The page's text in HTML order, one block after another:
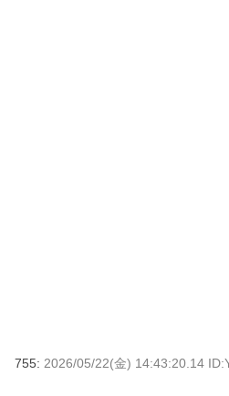
755: 2026/05/22(金) 14:43:20.14